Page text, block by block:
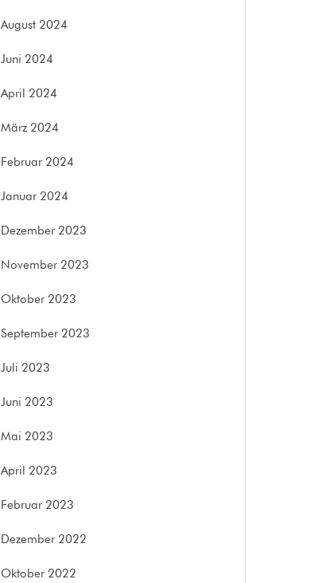
August 2024
Juni 2024
April 2024
März 2024
Februar 2024
Januar 2024
Dezember 2023
November 2023
Oktober 2023
September 2023
Juli 2023
Juni 2023
Mai 2023
April 2023
Februar 2023
Dezember 2022
Oktober 2022